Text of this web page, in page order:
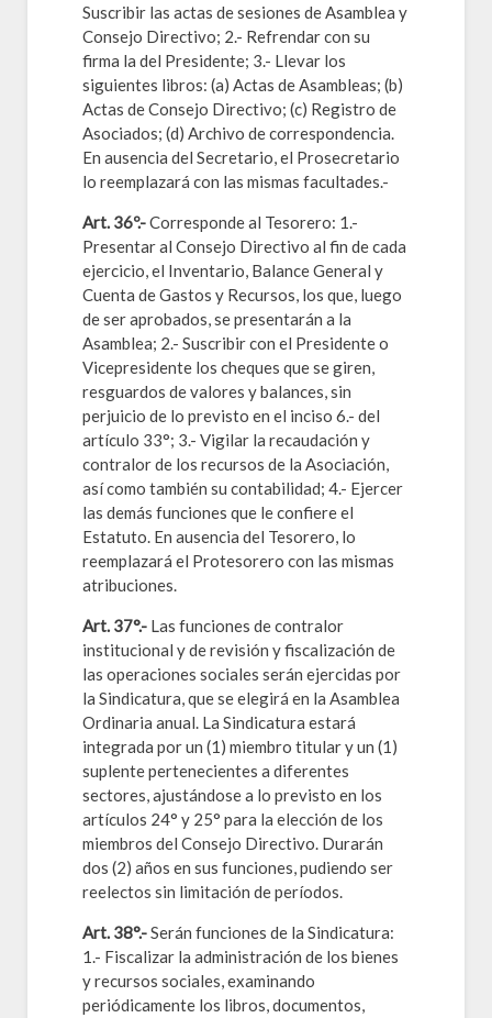
Suscribir las actas de sesiones de Asamblea y
Consejo Directivo; 2.- Refrendar con su
firma la del Presidente; 3.- Llevar los
siguientes libros: (a) Actas de Asambleas; (b)
Actas de Consejo Directivo; (c) Registro de
Asociados; (d) Archivo de correspondencia.
En ausencia del Secretario, el Prosecretario
lo reemplazará con las mismas facultades.-
Art. 36º.-Corresponde al Tesorero: 1.-
Presentar al Consejo Directivo al fin de cada
ejercicio, el Inventario, Balance General y
Cuenta de Gastos y Recursos, los que, luego
de ser aprobados, se presentarán a la
Asamblea; 2.- Suscribir con el Presidente o
Vicepresidente los cheques que se giren,
resguardos de valores y balances, sin
perjuicio de lo previsto en el inciso 6.- del
artículo 33°; 3.- Vigilar la recaudación y
contralor de los recursos de la Asociación,
así como también su contabilidad; 4.- Ejercer
las demás funciones que le confiere el
Estatuto. En ausencia del Tesorero, lo
reemplazará el Protesorero con las mismas
atribuciones.
Art. 37°.- Las funciones de contralor
institucional y de revisión y fiscalización de
las operaciones sociales serán ejercidas por
la Sindicatura, que se elegirá en la Asamblea
Ordinaria anual. La Sindicatura estará
integrada por un (1) miembro titular y un (1)
suplente pertenecientes a diferentes
sectores, ajustándose a lo previsto en los
artículos 24° y 25° para la elección de los
miembros del Consejo Directivo. Durarán
dos (2) años en sus funciones, pudiendo ser
reelectos sin limitación de períodos.
Art. 38°.-Serán funciones de la Sindicatura:
1.- Fiscalizar la administración de los bienes
y recursos sociales, examinando
periódicamente los libros, documentos,